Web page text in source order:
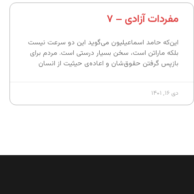
مفردات آزادی – ۷
این‌که حامد اسماعیلیون می‌گوید این دو سرعت نیست
بلکه ماراتن است، سخن بسیار درستی است. مردم برای
بازپس گرفتن حقوق‌شان و اعاده‌ی حیثیت از انسان
دی ۱۶, ۱۴۰۱